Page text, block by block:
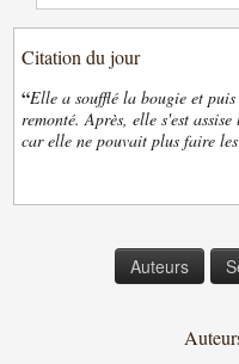
Citation du jour
“Elle a soufflé la bougie et
remonté. Après, elle s'est
car elle ne pouvait plus faire
Auteurs